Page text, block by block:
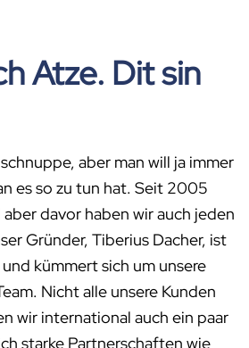
Atze. Dit sin
aber man will ja immer
es so zu tun hat. Seit 2005
davor haben wir auch jeden
Gründer, Tiberius Dacher, ist
kümmert sich um unsere
Nicht alle unsere Kunden
wir international auch ein paar
starke Partnerschaften wie